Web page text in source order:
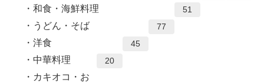
和食・海鮮料理 51
うどん・そば 77
洋食 45
中華料理 20
カキオコ・お